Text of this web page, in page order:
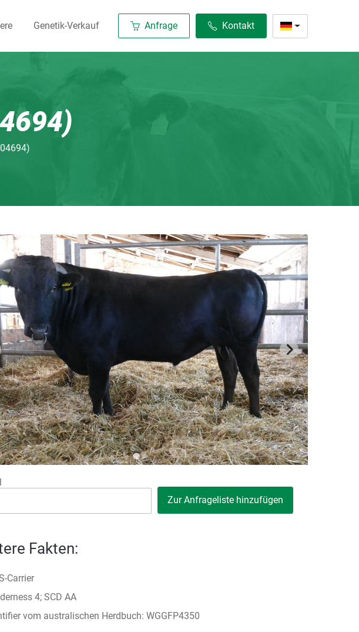
Genetik-Verkauf Anfrage Kontakt
Zur Anfrageliste hinzufügen
Fakten:
Carrier
4; SCD AA
vom australischen Herdbuch: WGGFP4350